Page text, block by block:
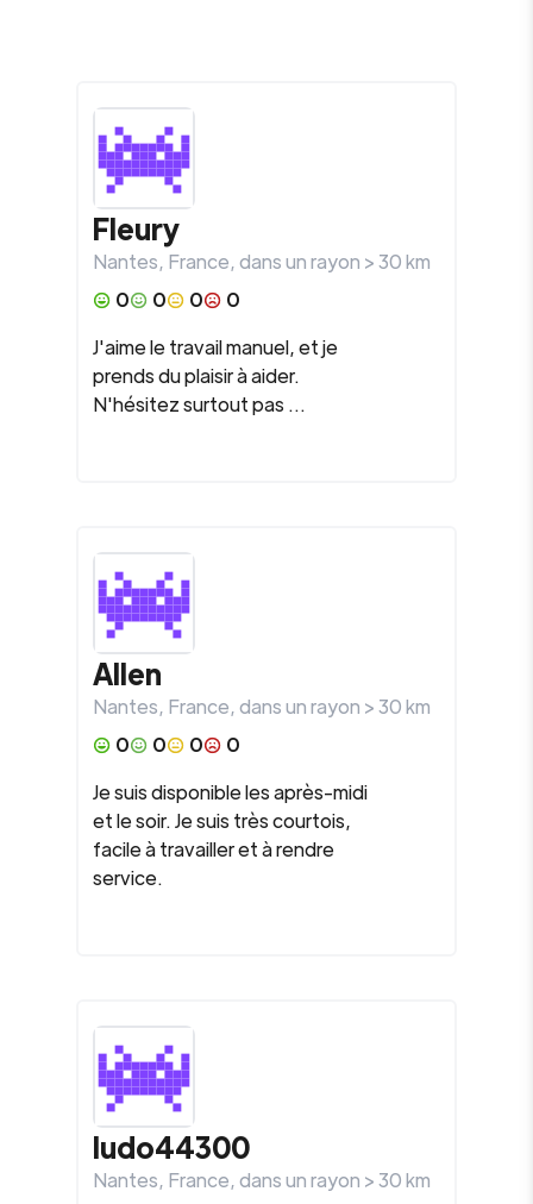
Fleury
Nantes, France, dans un rayon >30km
0
0 0
0
J'aime le travail manuel, et je
prends du plaisir à aider.
N'hésitez surtout pas ...
Allen
Nantes, France, dans un rayon >30km
0
0 0
0
Je suis disponible les après-midi
et le soir. Je suis très courtois,
facile à travailler et à rendre
service.
ludo44300
Nantes, France, dans un rayon >30km